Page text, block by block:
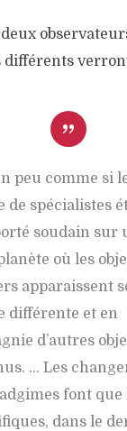
différents
peu comme si
de spécialistes
soudain sur
où les
apparaissent
différente et en
d’autres
… Les
font que
dans le